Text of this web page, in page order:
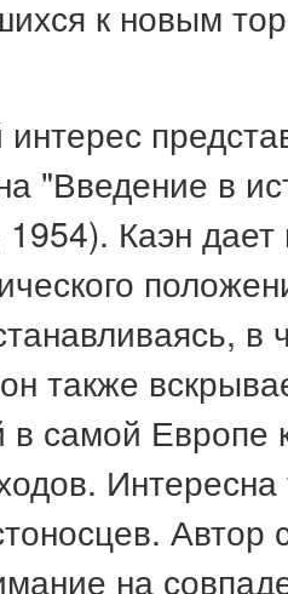
к новым
"Введение в
Каэн дает
в
также
в самой Европе
Автор
на